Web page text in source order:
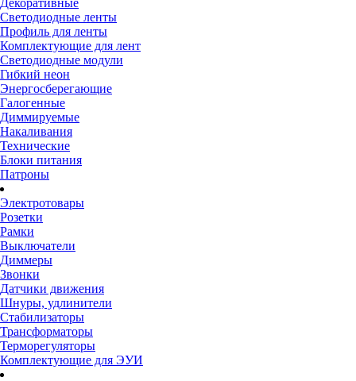
Декоративные
Светодиодные ленты
Профиль для ленты
Комплектующие для лент
Светодиодные модули
Гибкий неон
Энергосберегающие
Галогенные
Диммируемые
Накаливания
Технические
Блоки питания
Патроны
Электротовары
Розетки
Рамки
Выключатели
Диммеры
Звонки
Датчики движения
Шнуры, удлинители
Стабилизаторы
Трансформаторы
Терморегуляторы
Комплектующие для ЭУИ